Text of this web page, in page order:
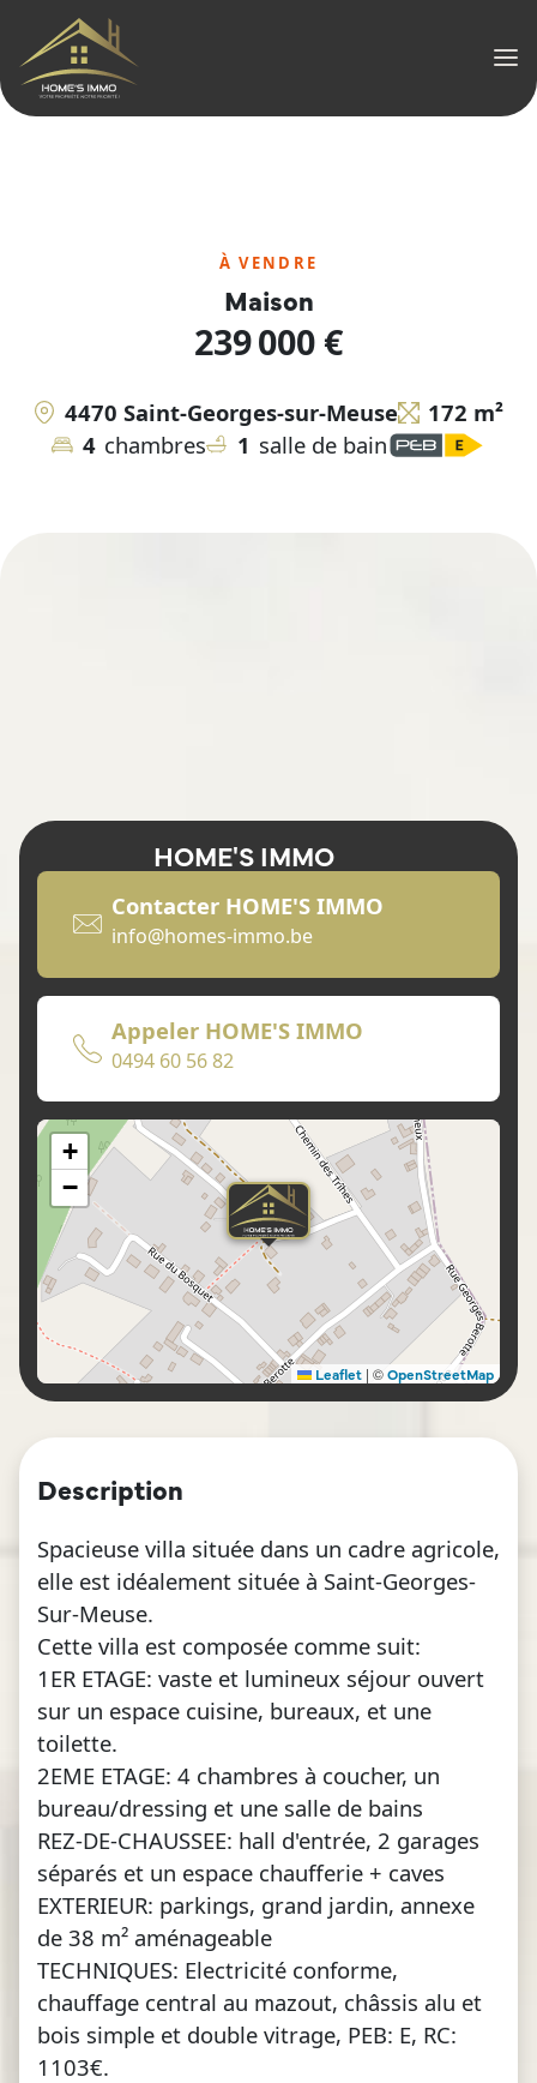
À VENDRE
Maison
239 000 €
4470 Saint-Georges-sur-Meuse
172 m²
4 chambres 1 salle de bain
HOME'S IMMO
Contacter HOME'S IMMO
info@homes-immo.be
Appeler HOME'S IMMO
0494 60 56 82
+
−
Leaflet | ©OpenStreetMap
Description
Spacieuse villa située dans un cadre agricole,
elle est idéalement située à Saint-Georges-
Sur-Meuse.
Cette villa est composée comme suit:
1ER ETAGE: vaste et lumineux séjour ouvert
sur un espace cuisine, bureaux, et une
toilette.
2EME ETAGE: 4 chambres à coucher, un
bureau/dressing et une salle de bains
REZ-DE-CHAUSSEE: hall d'entrée, 2 garages
séparés et un espace chaufferie + caves
EXTERIEUR: parkings, grand jardin, annexe
de 38 m² aménageable
TECHNIQUES: Electricité conforme,
chauffage central au mazout, châssis alu et
bois simple et double vitrage, PEB: E, RC:
1103€.